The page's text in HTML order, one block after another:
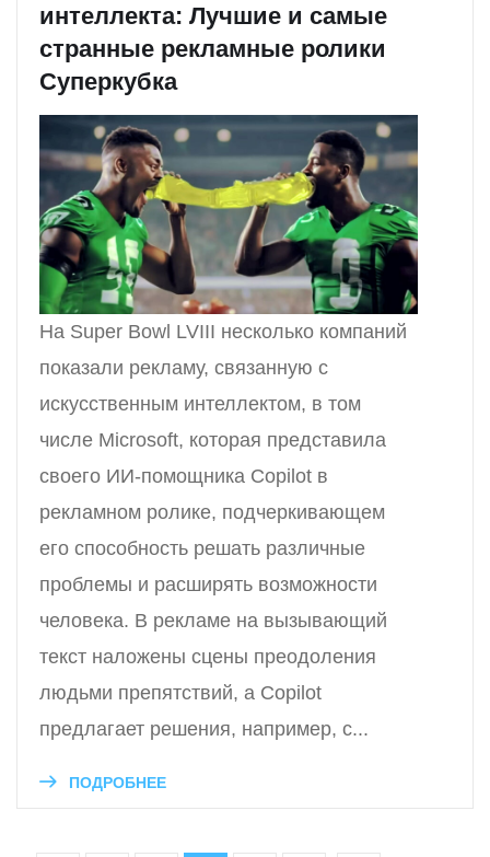
интеллекта: Лучшие и самые
странные рекламные ролики
Суперкубка
На Super Bowl LVIII несколько компаний
показали рекламу, связанную с
искусственным интеллектом, в том
числе Microsoft, которая представила
своего ИИ-помощника Copilot в
рекламном ролике, подчеркивающем
его способность решать различные
проблемы и расширять возможности
человека. В рекламе на вызывающий
текст наложены сцены преодоления
людьми препятствий, а Copilot
предлагает решения, например, с...
ПОДРОБНЕЕ